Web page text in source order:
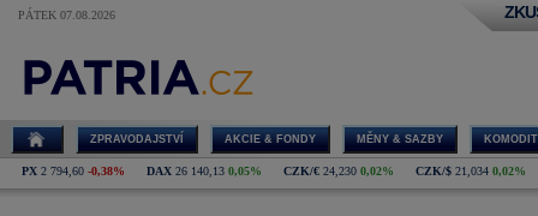
PÁTEK 07.08.2026
ZPRAVODAJSTVÍ AKCIE & FONDY MĚNY & SAZBY
PX 2 794,60 -0,38% DAX 26 140,13 0,05% CZK/€ 24,230 0,02% CZK/$ 21,034 0,02%